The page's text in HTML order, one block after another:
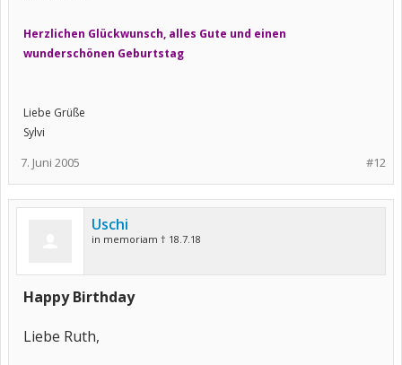
Herzlichen Glückwunsch, alles Gute und einen
wunderschönen Geburtstag
Liebe Grüße
Sylvi
#12
7. Juni 2005
Uschi
in memoriam † 18.7.18
Happy Birthday
Liebe Ruth,